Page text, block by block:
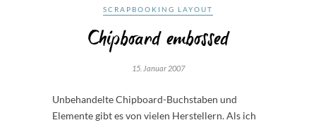
SCRAPBOOKING LAYOUT
Chipboard embossed
15. Januar 2007
Unbehandelte Chipboard-Buchstaben und
Elemente gibt es von vielen Herstellern. Als ich